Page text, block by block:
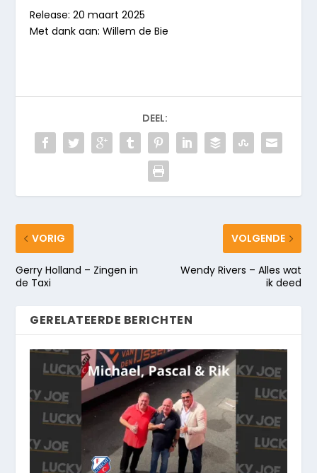
Release: 20 maart 2025
Met dank aan: Willem de Bie
DEEL:
VORIG
Gerry Holland – Zingen in
de Taxi
VOLGENDE
Wendy Rivers – Alles wat
ik deed
GERELATEERDE BERICHTEN